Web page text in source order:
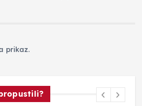
prikaz.